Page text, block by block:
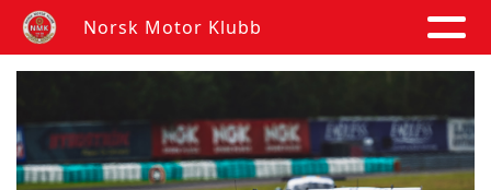
Norsk Motor Klubb